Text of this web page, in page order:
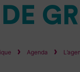
Agenda